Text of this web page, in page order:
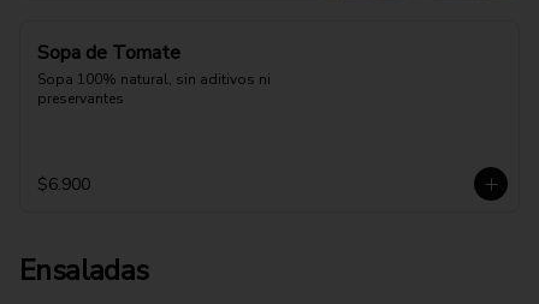
Sopa de Tomate
Sopa 100% natural, sin aditivos ni
preservantes
$6.900
Ensaladas